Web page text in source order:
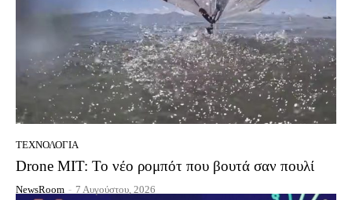
ΤΕΧΝΟΛΟΓΊΑ
Drone MIT: Το νέο ρομπότ που βουτά σαν πουλί
NewsRoom - 7 Αυγούστου, 2026